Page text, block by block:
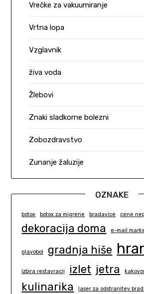
Vrečke za vakuumiranje
Vrtna lopa
Vzglavnik
živa voda
Žlebovi
Znaki sladkorne bolezni
Zobozdravstvo
Zunanje žaluzije
OZNAKE
botox botox za migrene bradavice cene
dekoracija doma e-mail
glavobol gradnja hiše
izbira restavracij izlet jetra
kulinarika laser za odstranitev